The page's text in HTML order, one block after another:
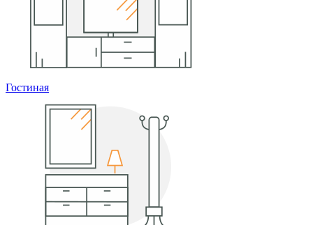
Гостиная